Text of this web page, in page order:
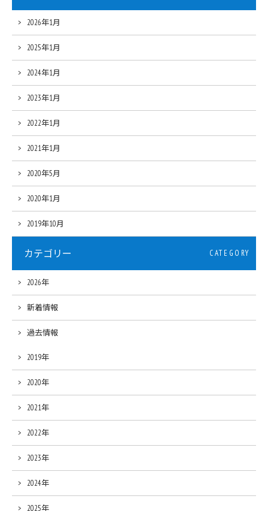
2026年1月
2025年1月
2024年1月
2023年1月
2022年1月
2021年1月
2020年5月
2020年1月
2019年10月
カテゴリー CATEGORY
2026年
新着情報
過去情報
2019年
2020年
2021年
2022年
2023年
2024年
2025年